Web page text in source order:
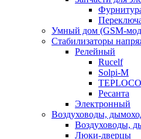
Умный дом (GSM-
Cтабилизаторы
Релейный
Rucelf
Solpi-M
Ресанта
Электронный
Воздуховоды,
Воздуховоды,
Люки-дверцы